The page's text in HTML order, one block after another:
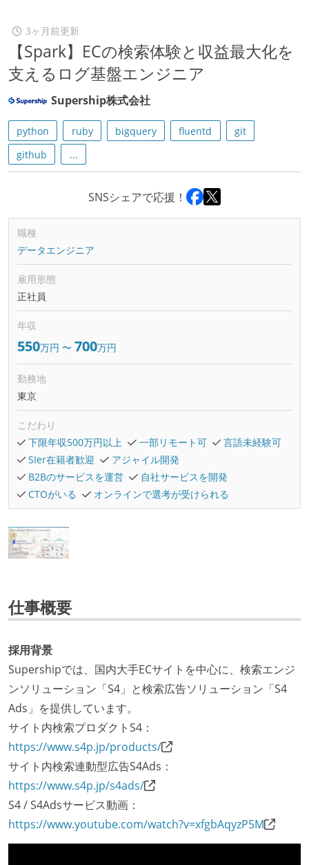
3ヶ月前更新
【Spark】ECの検索体験と収益最大化を
支えるログ基盤エンジニア
Supership株式会社
python ruby bigquery fluentd
git
github
...
SNSシェアで応援！
職種
データエンジニア
雇用形態
正社員
年収
550万円 〜 700万円
勤務地
東京
こだわり
下限年収500万円以上
一部リモート可
言語未経験可
SIer在籍者歓迎
アジャイル開発
B2Bのサービスを運営
自社サービスを開発
CTOがいる
オンラインで選考が受けられる
仕事概要
採用背景
Supershipでは、国内大手ECサイトを中心に、検索エンジ
ンソリューション「S4」と検索広告ソリューション「S4
Ads」を提供しています。
サイト内検索プロダクトS4：
https://www.s4p.jp/products/
サイト内検索連動型広告S4Ads：
https://www.s4p.jp/s4ads/
S4 / S4Adsサービス動画：
https://www.youtube.com/watch?v=xfgbAqyzP5M